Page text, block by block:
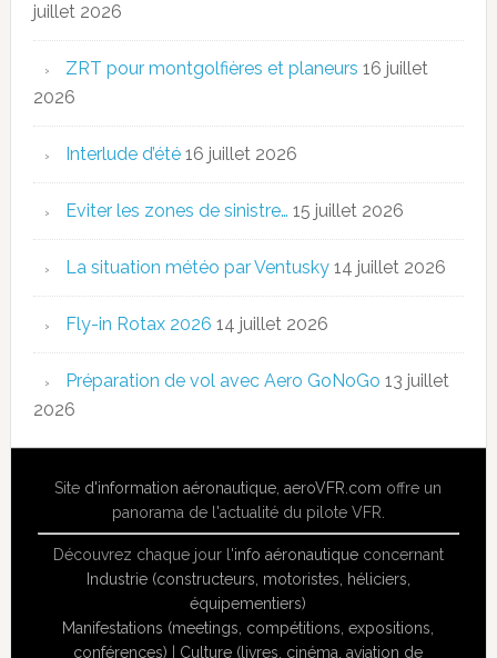
juillet 2026
ZRT pour montgolfières et planeurs 16 juillet
2026
Interlude d’été 16 juillet 2026
Eviter les zones de sinistre… 15 juillet 2026
La situation météo par Ventusky 14 juillet 2026
Fly-in Rotax 2026 14 juillet 2026
Préparation de vol avec Aero GoNoGo 13 juillet
2026
Site d'information aéronautique,aeroVFR.com offre un
panorama de l'actualité du pilote VFR.
Découvrez chaque jour l'info aéronautiqueconcernant
Industrie (constructeurs, motoristes, héliciers,
équipementiers)
Manifestations (meetings, compétitions, expositions,
conférences)
Culture (livres, cinéma, aviation de